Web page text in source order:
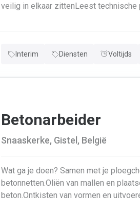
veilig in elkaar zittenLeest technische
veiligheidsvoorschriftenDraagt bij
Interim Diensten Voltijds
Betonarbeider
Snaaskerke, Gistel, België
Wat ga je doen? Samen met je ploegchef het productieplan doornemen.Voorbereiden van
betonnetten.Oliën van mallen en
beton.Ontkisten van vormen en